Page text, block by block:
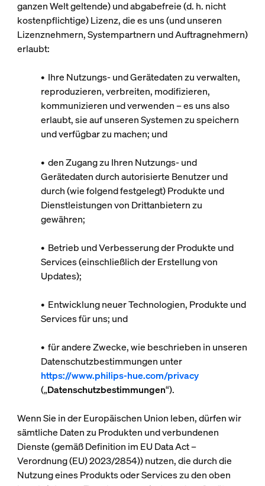
ganzen Welt geltende) und abgabefreie (d. h. nicht
kostenpflichtige) Lizenz, die es uns (und unseren
Lizenznehmern, Systempartnern und Auftragnehmern)
erlaubt:
• Ihre Nutzungs- und Gerätedaten zu verwalten,
reproduzieren, verbreiten, modifizieren,
kommunizieren und verwenden – es uns also
erlaubt, sie auf unseren Systemen zu speichern
und verfügbar zu machen; und
• den Zugang zu Ihren Nutzungs- und
Gerätedaten durch autorisierte Benutzer und
durch (wie folgend festgelegt) Produkte und
Dienstleistungen von Drittanbietern zu
gewähren;
• Betrieb und Verbesserung der Produkte und
Services (einschließlich der Erstellung von
Updates);
• Entwicklung neuer Technologien, Produkte und
Services für uns; und
• für andere Zwecke, wie beschrieben in unseren
Datenschutzbestimmungen unter
https://www.philips-hue.com/privacy
(„Datenschutzbestimmungen“).
Wenn Sie in der Europäischen Union leben, dürfen wir
sämtliche Daten zu Produkten und verbundenen
Dienste (gemäß Definition im EU Data Act –
Verordnung (EU) 2023/2854)) nutzen, die durch die
Nutzung eines Produkts oder Services zu den oben